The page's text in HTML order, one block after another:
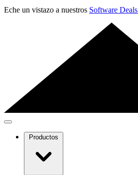
Eche un vistazo a nuestros Software Deals
Productos